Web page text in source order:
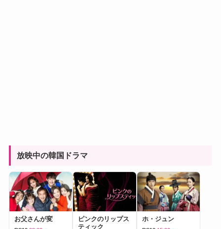
放映中の韓国ドラマ
お父さんが変
ピンクのリップス
ティック
ホ・ジュン